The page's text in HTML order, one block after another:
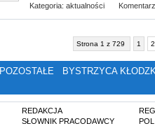
Kategoria: aktualności
Strona 1 z 729 1 2
POZOSTAŁE BYSTRZYCA
REDAKCJA
SŁOWNIK PRACODAWCY